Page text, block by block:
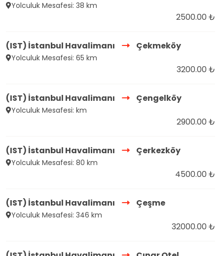
Yolculuk Mesafesi: 38 km
2500.00 ₺
(IST) İstanbul Havalimanı Çekmeköy
Yolculuk Mesafesi: 65 km
3200.00 ₺
(IST) İstanbul Havalimanı Çengelköy
Yolculuk Mesafesi: km
2900.00 ₺
(IST) İstanbul Havalimanı Çerkezköy
Yolculuk Mesafesi: 80 km
4500.00 ₺
(IST) İstanbul Havalimanı Çeşme
Yolculuk Mesafesi: 346 km
32000.00 ₺